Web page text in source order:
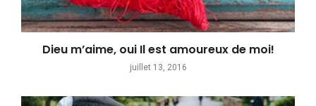
Dieu m’aime, oui Il est amoureux de moi!
juillet 13, 2016